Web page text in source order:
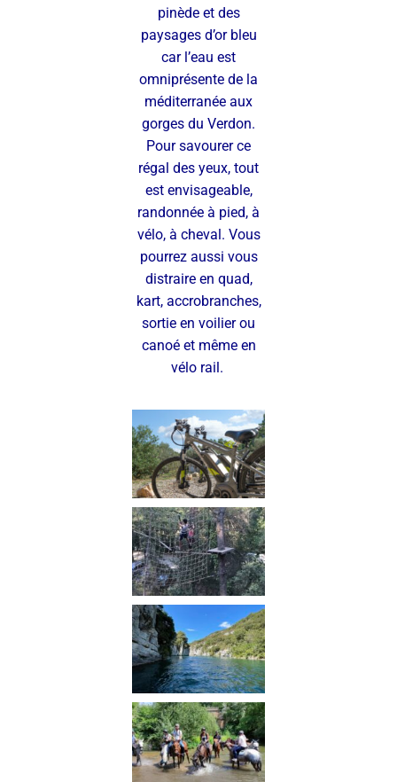
pinède et des
paysages d’or bleu
car l’eau est
omniprésente de la
méditerranée aux
gorges du Verdon.
Pour savourer ce
régal des yeux, tout
est envisageable,
randonnée à pied, à
vélo, à cheval. Vous
pourrez aussi vous
distraire en quad,
kart, accrobranches,
sortie en voilier ou
canoé et même en
vélo rail.